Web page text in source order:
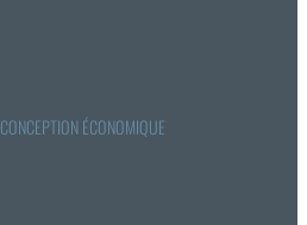
CONCEPTION ÉCONOMIQUE